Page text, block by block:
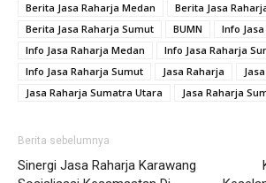
Berita Jasa Raharja Medan
Berita Jasa
Berita Jasa Raharja Sumut
BUMN
Info
Info Jasa Raharja Medan
Info Jasa Raharja
Info Jasa Raharja Sumut
Jasa Raharja
Jasa Raharja Sumatra Utara
Jasa Raharja
Berita sebelumnya
Sinergi Jasa Raharja Karawang